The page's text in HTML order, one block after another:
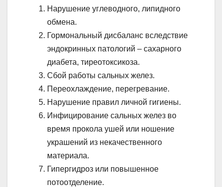
Нарушение углеводного, липидного
обмена.
Гормональный дисбаланс вследствие
эндокринных патологий – сахарного
диабета, тиреотоксикоза.
Сбой работы сальных желез.
Переохлаждение, перегревание.
Нарушение правил личной гигиены.
Инфицирование сальных желез во
время прокола ушей или ношение
украшений из некачественного
материала.
Гипергидроз или повышенное
потоотделение.